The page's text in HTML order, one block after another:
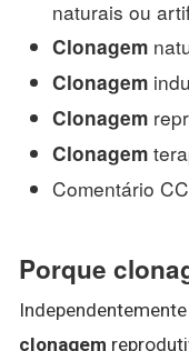
naturais ou
Clonagem
Clonagem
Clonagem
Clonagem
Comentário
Porque
clonagem